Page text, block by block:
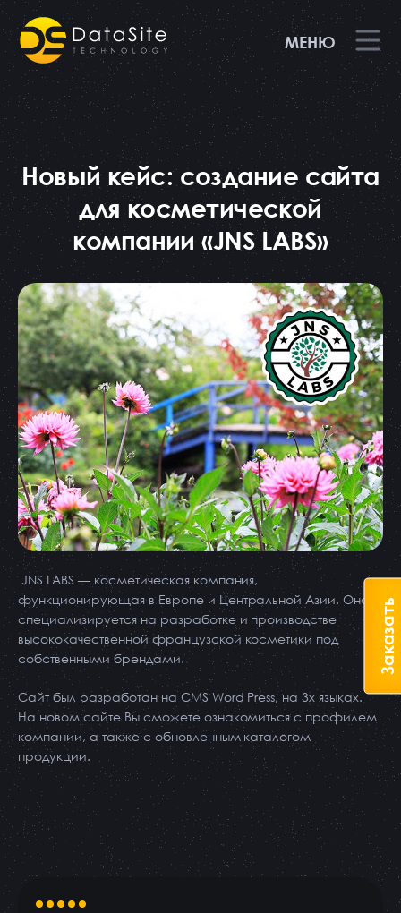
МЕНЮ
Новый кейс: создание сайта
для косметической
компании «JNS LABS»
JNS LABS — косметическая компания,
функционирующая в Европе и Центральной Азии. Она
специализируется на разработке и производстве
высококачественной французской косметики под
собственными брендами.
Сайт был разработан на CMS Word Press, на 3х языках.
На новом сайте Вы сможете ознакомиться с профилем
компании, а также с обновленным каталогом
продукции.
Заказать